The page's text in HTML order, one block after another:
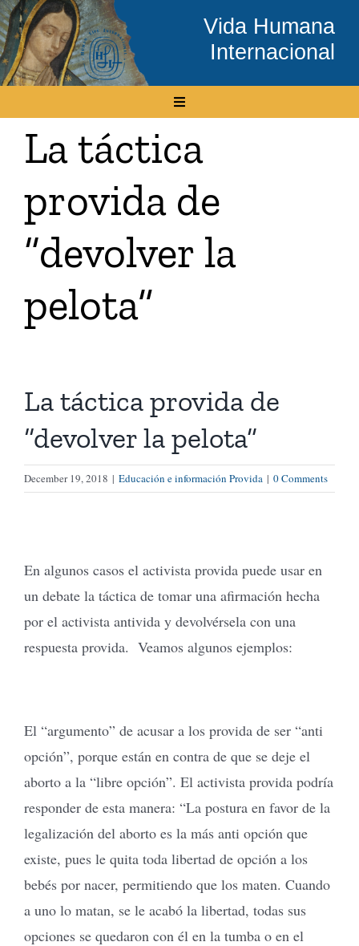
Skip
to
content
Vida Humana
Internacional
Toggle
Inicio
Conócenos
Temas
Boletín Electrónico
Tienda Virtual
Buscar
La táctica
provida de
“devolver la
pelota”
La táctica provida de
“devolver la pelota”
December 19, 2018 | Educación e información Provida | 0 Comments
En algunos casos el activista provida puede usar en
un debate la táctica de tomar una afirmación hecha
por el activista antivida y devolvérsela con una
respuesta provida. Veamos algunos ejemplos:
El “argumento” de acusar a los provida de ser “anti
opción”, porque están en contra de que se deje el
aborto a la “libre opción”. El activista provida podría
responder de esta manera: “La postura en favor de la
legalización del aborto es la más anti opción que
existe, pues le quita toda libertad de opción a los
bebés por nacer, permitiendo que los maten. Cuando
a uno lo matan, se le acabó la libertad, todas sus
opciones se quedaron con él en la tumba o en el